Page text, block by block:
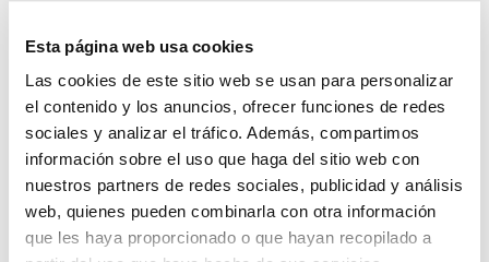
Esta página web usa cookies
Las cookies de este sitio web se usan para personalizar
el contenido y los anuncios, ofrecer funciones de redes
sociales y analizar el tráfico. Además, compartimos
información sobre el uso que haga del sitio web con
nuestros partners de redes sociales, publicidad y análisis
web, quienes pueden combinarla con otra información
que les haya proporcionado o que hayan recopilado a
sectorial recoja y respete las condiciones pactadas en
los convenios de empresa del periodo 2013-2016.
También, mejoras en las condiciones salariales y
laborales: ganan entre 1.100€ y 1.200€ mensuales en
jornadas maratonianas y sometidas a horarios que
complejizan cualquier conciliación, y enfrentan una
brecha salarial de hasta un 30% en la comparativa con
otros servicios privatizados y masculinizados como el
de la limpieza viaria. Además, demandan que su